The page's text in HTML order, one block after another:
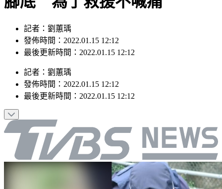
腳底 為了救援不喊痛
記者：劉蕙瑀
發佈時間：2022.01.15 12:12
記者：劉蕙瑀
發佈時間：2022.01.15 12:12